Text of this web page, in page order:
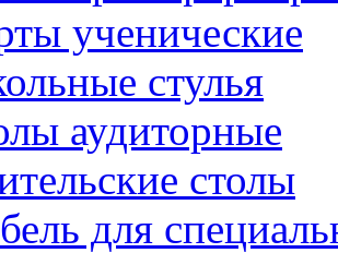
ученические
стулья
аудиторные
столы
для